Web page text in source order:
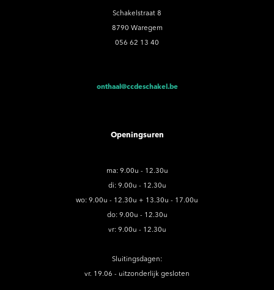
Schakelstraat 8
8790 Waregem
056 62 13 40
onthaal@ccdeschakel.be
Openingsuren
ma: 9.00u - 12.30u
di: 9.00u - 12.30u
wo: 9.00u - 12.30u + 13.30u - 17.00u
do: 9.00u - 12.30u
vr: 9.00u - 12.30u
Sluitingsdagen:
vr. 19.06 - uitzonderlijk gesloten